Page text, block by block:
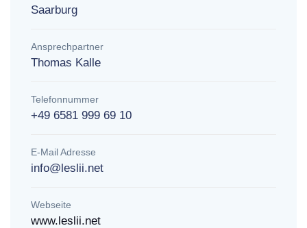
Saarburg
Ansprechpartner
Thomas Kalle
Telefonnummer
+49 6581 999 69 10
E-Mail Adresse
info@leslii.net
Webseite
www.leslii.net